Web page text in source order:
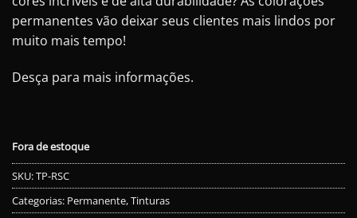
permanentes vão deixar seus clientes mais lindos por
muito mais tempo!
Desça para mais informações.
Fora de estoque
SKU:TP-RSC
Categorias: Permanente,Tinturas